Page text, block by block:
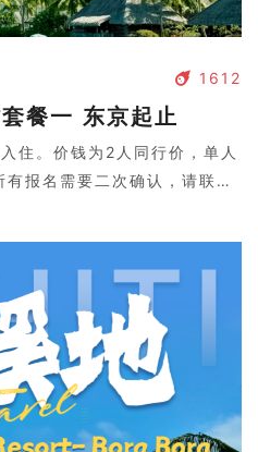
1612
餐一 东京起止
住。价钱为2人同行价，单人
报名需要二次确认，请联系